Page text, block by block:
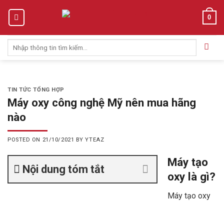
0
kiếm:
TIN TỨC TỔNG HỢP
Máy oxy công nghệ Mỹ nên mua hãng
nào
POSTED ON 21/10/2021 BYYTEAZ
Nội dung tóm tắt
Máy tạo
oxy là gì?
Máy tạo oxy